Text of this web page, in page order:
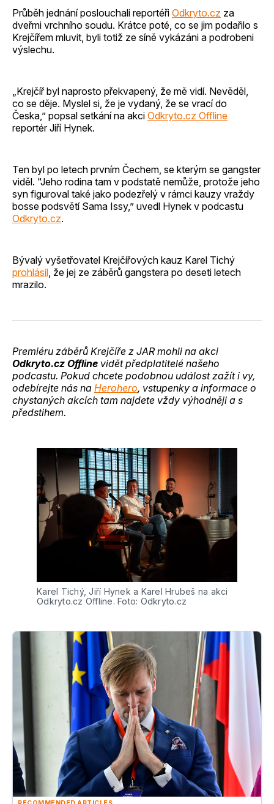
Průběh jednání poslouchali reportéři Odkryto.cz za
dveřmi vrchního soudu. Krátce poté, co se jim podařilo s
Krejčířem mluvit, byli totiž ze síně vykázáni a podrobeni
výslechu.
„Krejčíř byl naprosto překvapený, že mě vidí. Nevěděl,
co se děje. Myslel si, že je vydaný, že se vrací do
Česka,” popsal setkání na akci Odkryto.cz Offline
reportér Jiří Hynek.
Ten byl po letech prvním Čechem, se kterým se gangster
viděl. "Jeho rodina tam v podstatě nemůže, protože jeho
syn figuroval také jako podezřelý v rámci kauzy vraždy
bosse podsvětí Sama Issy,” uvedl Hynek v podcastu
Odkryto.cz.
Bývalý vyšetřovatel Krejčířových kauz Karel Tichý
prohlásil, že jej ze záběrů gangstera po deseti letech
mrazilo.
Premiéru záběrů Krejčíře z JAR mohli na akci
Odkryto.cz Offline vidět předplatitelé našeho
podcastu. Pokud chcete podobnou událost zažít i vy,
odebírejte nás na Herohero, vstupenky a informace o
chystaných akcích tam najdete vždy výhodněji a s
předstihem.
Karel Tichý, Jiří Hynek a Karel Hrubeš na akci
Odkryto.cz Offline. Foto: Odkryto.cz